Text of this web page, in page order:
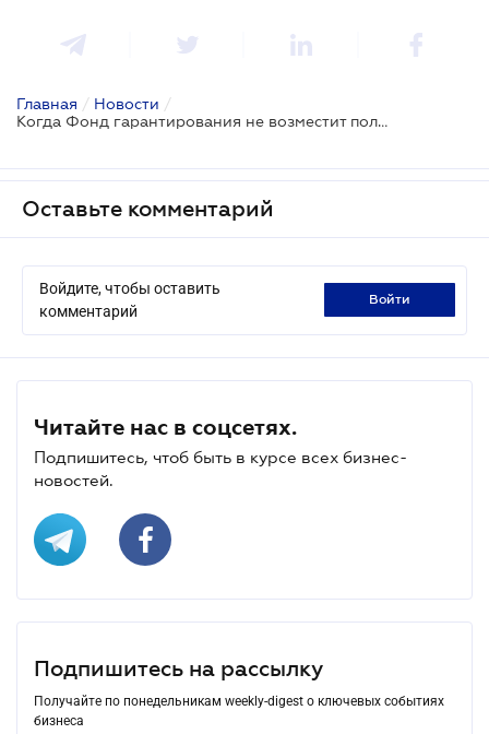
Главная / Новости /
Когда Фонд гарантирования не возместит полную сумму вашего вклада
Оставьте комментарий
Войдите, чтобы оставить
комментарий
войти
Читайте нас в соцсетях.
Подпишитесь, чтоб быть в курсе всех бизнес-
новостей.
Подпишитесь на рассылку
Получайте по понедельникам weekly-digest о ключевых событиях
бизнеса